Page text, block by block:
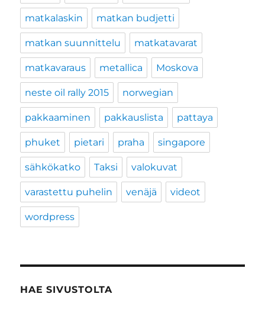
matkalaskin matkan budjetti
matkan suunnittelu matkatavarat
matkavaraus metallica Moskova
neste oil rally 2015 norwegian
pakkaaminen pakkauslista pattaya
phuket pietari praha singapore
sähkökatko Taksi valokuvat
varastettu puhelin venäjä videot
wordpress
HAE SIVUSTOLTA